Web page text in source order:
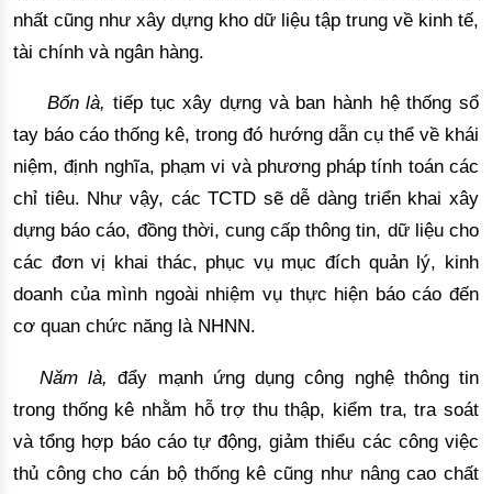
nhất cũng như xây dựng kho dữ liệu tập trung về kinh tế,
tài chính và ngân hàng.
Bốn là, tiếp tục xây dựng và ban hành hệ thống sổ
tay báo cáo thống kê, trong đó hướng dẫn cụ thể về khái
niệm, định nghĩa, phạm vi và phương pháp tính toán các
chỉ tiêu. Như vậy, các TCTD sẽ dễ dàng triển khai xây
dựng báo cáo, đồng thời, cung cấp thông tin, dữ liệu cho
các đơn vị khai thác, phục vụ mục đích quản lý, kinh
doanh của mình ngoài nhiệm vụ thực hiện báo cáo đến
cơ quan chức năng là NHNN.
Năm là, đẩy mạnh ứng dụng công nghệ thông tin
trong thống kê nhằm hỗ trợ thu thập, kiểm tra, tra soát
và tổng hợp báo cáo tự động, giảm thiểu các công việc
thủ công cho cán bộ thống kê cũng như nâng cao chất